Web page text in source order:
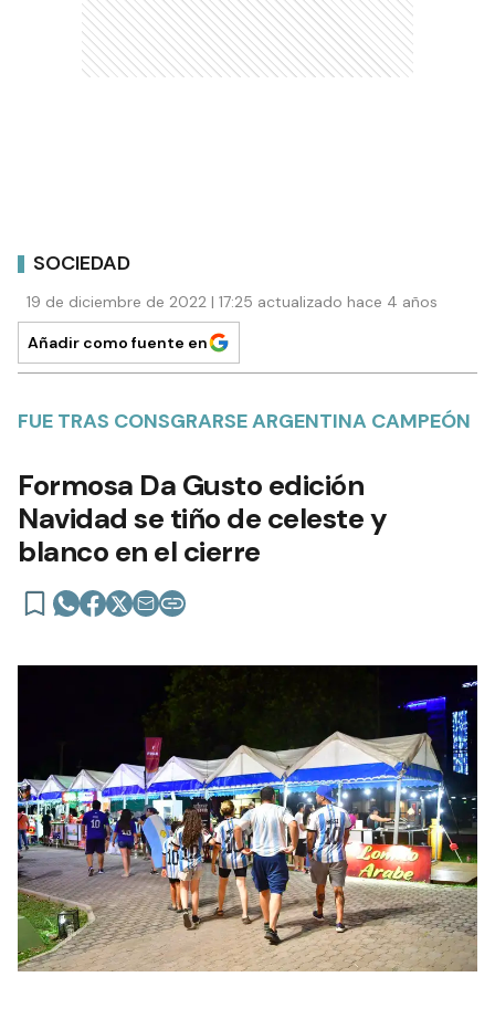
SOCIEDAD
19 de diciembre de 2022 | 17:25 actualizado hace 4 años
Añadir como fuente en
FUE TRAS CONSGRARSE ARGENTINA CAMPEÓN
Formosa Da Gusto edición
Navidad se tiño de celeste y
blanco en el cierre